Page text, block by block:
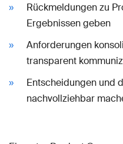
Rückmeldungen zu
Ergebnissen geben
Anforderungen
transparent
Entscheidungen und
nachvollziehbar